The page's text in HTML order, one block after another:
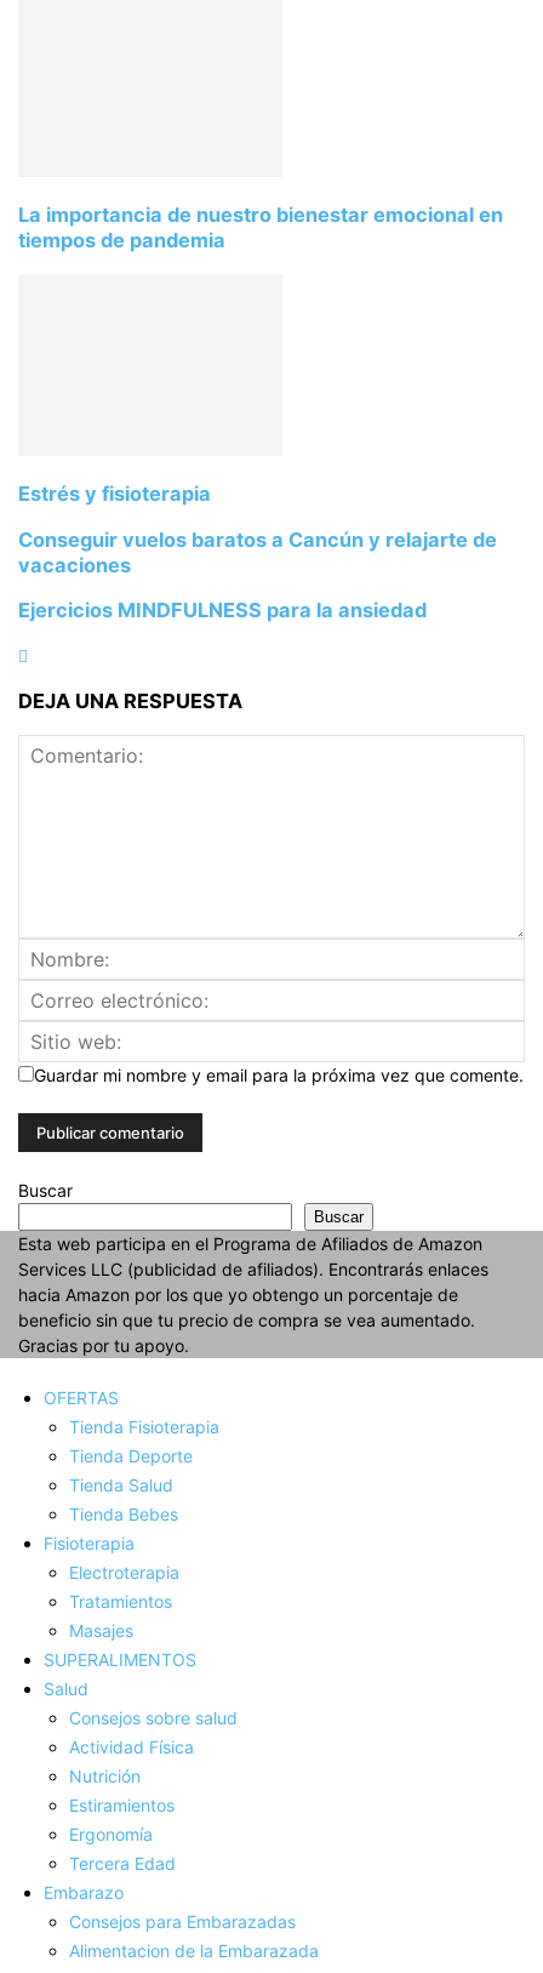
La importancia de nuestro bienestar emocional en
tiempos de pandemia
Estrés y fisioterapia
Conseguir vuelos baratos a Cancún y relajarte de
vacaciones
Ejercicios MINDFULNESS para la ansiedad
DEJA UNA RESPUESTA
Guardar mi nombre y email para la próxima vez que comente.
Buscar
Buscar
Esta web participa en el Programa de Afiliados de Amazon
Services LLC (publicidad de afiliados). Encontrarás enlaces
hacia Amazon por los que yo obtengo un porcentaje de
beneficio sin que tu precio de compra se vea aumentado.
Gracias por tu apoyo.
OFERTAS
Tienda Fisioterapia
Tienda Deporte
Tienda Salud
Tienda Bebes
Fisioterapia
Electroterapia
Tratamientos
Masajes
SUPERALIMENTOS
Salud
Consejos sobre salud
Actividad Fí­sica
Nutrición
Estiramientos
Ergonomí­a
Tercera Edad
Embarazo
Consejos para Embarazadas
Alimentacion de la Embarazada